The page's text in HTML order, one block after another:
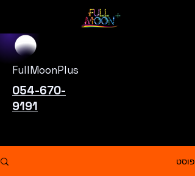
FullMoonPlus
054-670-
9191
פוסט